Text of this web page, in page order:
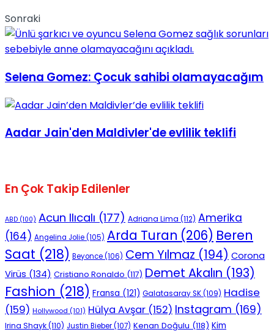
Sonraki
Selena Gomez: Çocuk sahibi olamayacağım
Aadar Jain'den Maldivler'de evlilik teklifi
En Çok Takip Edilenler
ABD (100) Acun Ilıcalı (177) Adriana Lima (112) Amerika
(164) Angelina Jolie(105) Arda Turan (206) Beren
Saat (218) Beyonce(106) Cem Yılmaz (194) Corona
Virüs (134) Cristiano Ronaldo (117) Demet Akalın (193)
Fashion (218) Fransa (121) Galatasaray SK(109) Hadise
(159) Hollywood (101) Hülya Avşar (152) Instagram (169)
Irina Shayk(110) Justin Bieber(107) Kenan Doğulu (118) Kim